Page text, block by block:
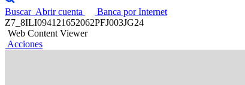
Buscar Abrir cuenta
Banca por Internet
Z7_8ILI094121652062PFJ003JG24
Web Content Viewer
Acciones